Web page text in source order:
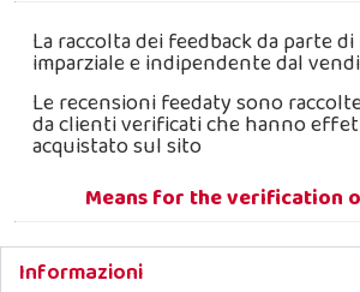
La raccolta dei feedback da parte di
imparziale e indipendente dal
Le recensioni feedaty sono
da clienti verificati che hanno
acquistato sul sito
Means for the verification
Informazioni